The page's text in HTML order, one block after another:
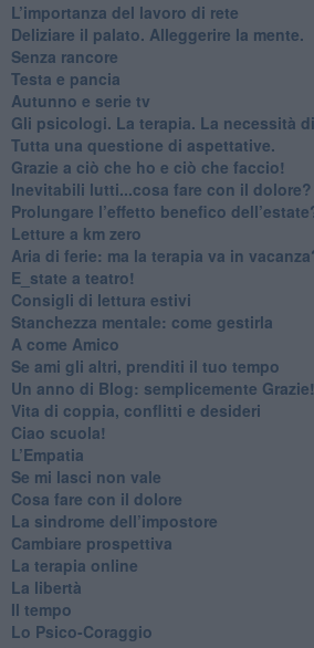
​L’importanza del lavoro di rete
​Deliziare il palato. Alleggerire la mente.
​Senza rancore
​Testa e pancia
​Autunno e serie tv
​Gli psicologi. La terapia. La necessità
​Tutta una questione di aspettative.
​Grazie a ciò che ho e ciò che faccio!
​Inevitabili lutti...cosa fare con il dolore?
Prolungare l’effetto benefico
​Letture a km zero
​Aria di ferie: ma la terapia va in
​E_state a teatro!
​Consigli di lettura estivi
​Stanchezza mentale: come gestirla
​A come Amico
​Se ami gli altri, prenditi il tuo tempo
​Un anno di Blog: semplicemente Grazie!
​Vita di coppia, conflitti e desideri
​Ciao scuola!
​L’Empatia
​Se mi lasci non vale
Cosa fare con il dolore
​La sindrome dell’impostore
​Cambiare prospettiva
La terapia online
La libertà
​Il tempo
​Lo Psico-Coraggio